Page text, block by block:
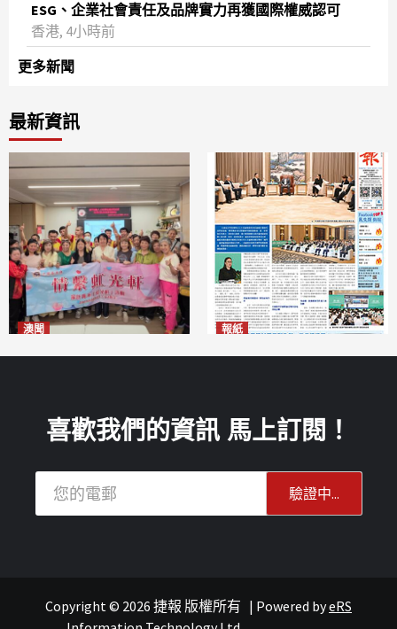
ESG、企業社會責任及品牌實力再獲國際權威認可
香港, 4小時前
更多新聞
最新資訊
澳聞 報紙
連城記
喜歡我們的資訊 馬上訂閱！
Copyright © 2026 捷報 版權所有 | Powered byeRS